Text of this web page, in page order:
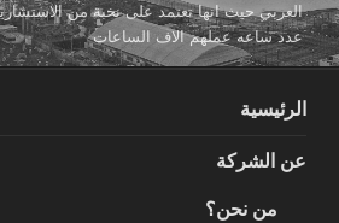
العربي حيث انها تعتمد على نخبة من
عدد ساعه عملهم الاف الساعات
الرئيسية
عن الشركة
من نحن؟